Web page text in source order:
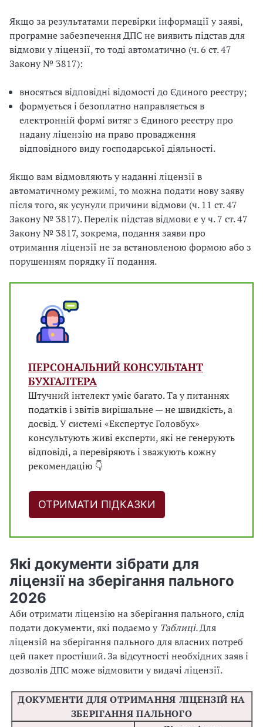
Якщо за результатами перевірки інформації у заяві,
програмне забезпечення ДПС не виявить підстав для
відмови у ліцензії, то тоді автоматично (ч. 6 ст. 47
Закону № 3817):
вносяться відповідні відомості до Єдиного реєстру;
формується і безоплатно направляється в
електронній формі витяг з Єдиного реєстру про
надану ліцензію на право провадження
відповідного виду господарської діяльності.
Якщо вам відмовляють у наданні ліцензії в
автоматичному режимі, то можна подати нову заяву
після того, як усунули причини відмови (ч. 11 ст. 47
Закону № 3817). Перелік підстав відмови є у ч. 7 ст. 47
Закону № 3817, зокрема, подання заяви про
отримання ліцензії не за встановленою формою або з
порушенням порядку її подання.
ПЕРСОНАЛЬНИЙ КОНСУЛЬТАНТ
БУХГАЛТЕРА
Штучний інтелект уміє багато. Та у питаннях
податків і звітів вирішальне — не швидкість, а
досвід. У системі «Експертус Головбух»
консультують живі експерти, які не генерують
відповіді, а перевіряють і зважують кожну
рекомендацію 👇
ОТРИМАТИ ПІДКАЗКИ
Які документи зібрати для
ліцензії на зберігання пального
2026
Аби отримати ліцензію на зберігання пального, слід
подати документи, які подаємо у Таблиці.Для
ліцензій на зберігання пального для власних потреб
цей пакет простіший. За відсутності необхідних заяв і
дозволів ДПС може відмовити у видачі ліцензії.
ДОКУМЕНТИ ДЛЯ ОТРИМАННЯ ЛІЦЕНЗІЙ НА
ЗБЕРІГАННЯ ПАЛЬНОГО